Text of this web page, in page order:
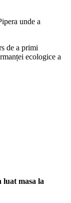
unde a
de a primi
ecologice a
masa la